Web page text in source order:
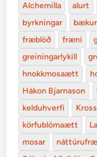
Alchemilla alurt
byrkningar
bækur
fræblöð
fræni
greiningarlykill
hnokkmosaætt
Hákon Bjarnason
kelduhverfi
körfublómaætt
mosar